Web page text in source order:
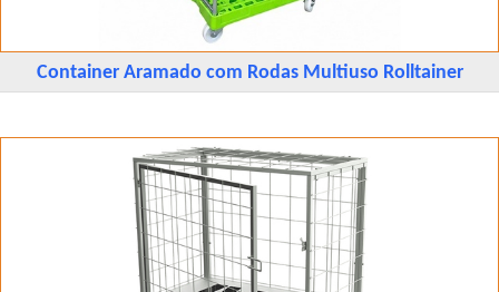
Container Aramado com Rodas Multiuso Rolltainer